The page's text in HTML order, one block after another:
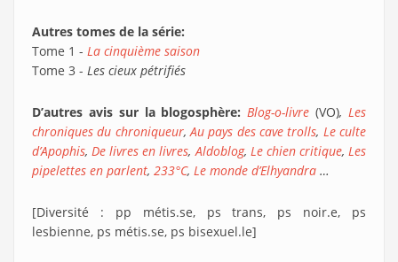
Autres tomes de la série:
Tome 1 - La cinquième saison
Tome 3 - Les cieux pétrifiés
D’autres avis sur la blogosphère:Blog-o-livre (VO),Les
chroniques du chroniqueur,Au pays des cave trolls, Le culte
d’Apophis,De livres en livres,Aldoblog, Le chien critique, Les
pipelettes en parlent, 233°C, Le monde d’Elhyandra …
[Diversité : pp métis.se, ps trans, ps noir.e, ps
lesbienne, ps métis.se, ps bisexuel.le]